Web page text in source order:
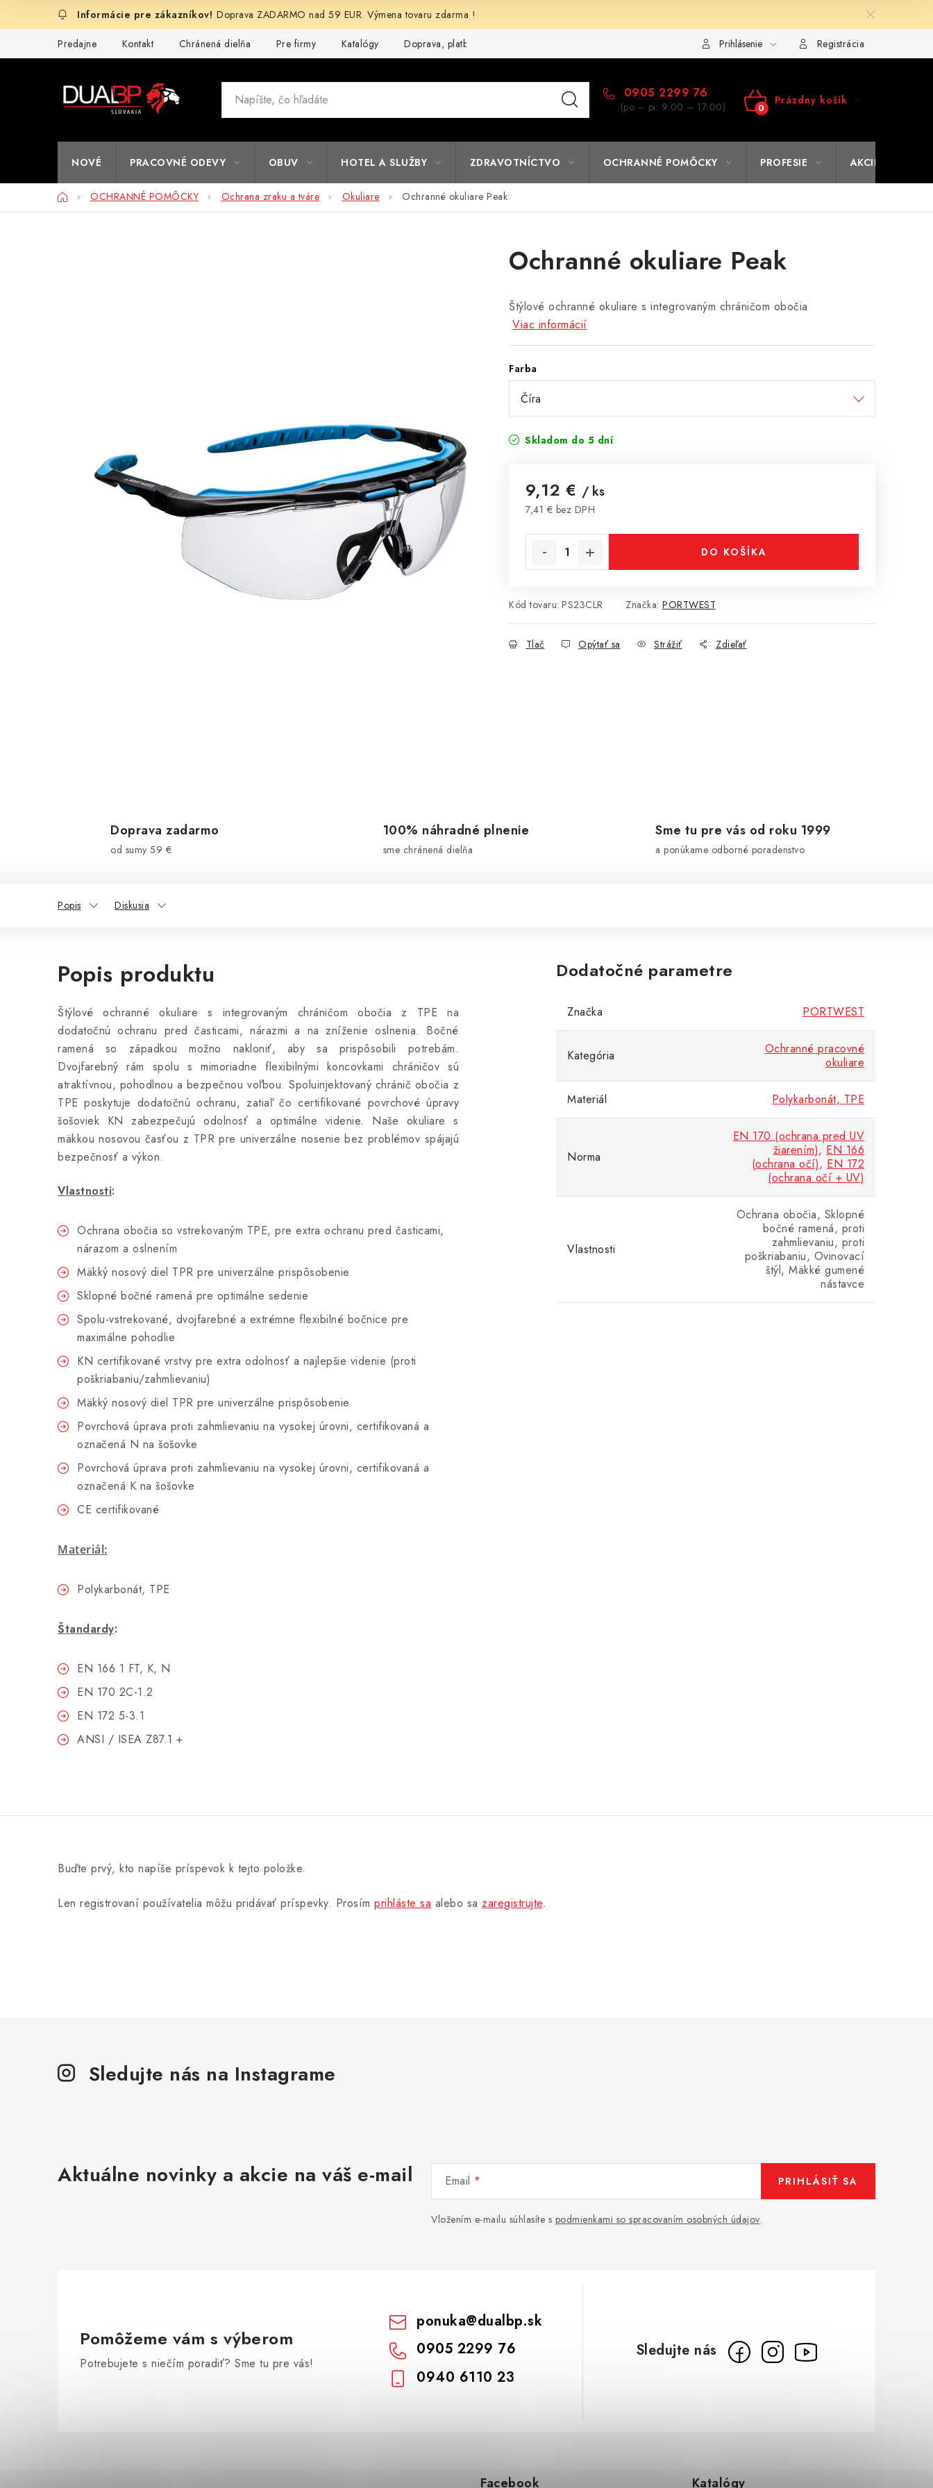
Doprava ZADARMO nad 59 EUR. Výmena tovaru zdarma !
Predajne Kontakt Chránená dielňa Pre firmy Katalógy Doprava, platba a zľavy Formulár na výmenu tovaru Kto sme Reklamačný poriadok
Prihlásenie Registrácia
0905 2299 76
(po – pi: 9:00 – 17:00)
NÁKUPNÝ
Prázdny košík
NOVÉ PRACOVNÉ ODEVY OBUV HOTEL A SLUŽBY ZDRAVOTNÍCTVO OCHRANNÉ POMÔCKY PROFESIE AKCIE
DomovOCHRANNÉ POMÔCKY Ochrana zraku a tváre Okuliare Ochranné okuliare Peak
Ochranné okuliare Peak
Štýlové ochranné okuliare s integrovaným chráničom obočia
Viac informácií
Farba
Skladom do 5 dní
9,12 € / ks
7,41 € bez DPH
DO KOŠÍKA
Kód tovaru: PS23CLR Značka: PORTWEST
Tlač Opýtať sa Strážiť Zdieľať
Doprava zadarmo
od sumy 59 €
100% náhradné plnenie
sme chránená dielňa
Sme tu pre vás od roku 1999
a ponúkame odborné poradenstvo
Popis Diskusia
Popis produktu
Štýlové ochranné okuliare s integrovaným chráničom obočia z TPE na
dodatočnú ochranu pred časticami, nárazmi a na zníženie oslnenia. Bočné
ramená so západkou možno nakloniť, aby sa prispôsobili potrebám.
Dvojfarebný rám spolu s mimoriadne flexibilnými koncovkami chráničov sú
atraktívnou, pohodlnou a bezpečnou voľbou. Spoluinjektovaný chránič obočia z
TPE poskytuje dodatočnú ochranu, zatiaľ čo certifikované povrchové úpravy
šošoviek KN zabezpečujú odolnosť a optimálne videnie. Naše okuliare s
mäkkou nosovou časťou z TPR pre univerzálne nosenie bez problémov spájajú
bezpečnosť a výkon.
Vlastnosti:
Ochrana obočia so vstrekovaným TPE, pre extra ochranu pred časticami,
nárazom a oslnením
Mäkký nosový diel TPR pre univerzálne prispôsobenie
Sklopné bočné ramená pre optimálne sedenie
Spolu-vstrekované, dvojfarebné a extrémne flexibilné bočnice pre
maximálne pohodlie
KN certifikované vrstvy pre extra odolnosť a najlepšie videnie (proti
poškriabaniu/zahmlievaniu)
Mäkký nosový diel TPR pre univerzálne prispôsobenie
Povrchová úprava proti zahmlievaniu na vysokej úrovni, certifikovaná a
označená N na šošovke
Povrchová úprava proti zahmlievaniu na vysokej úrovni, certifikovaná a
označená K na šošovke
CE certifikované
Materiál:
Polykarbonát, TPE
Štandardy:
EN 166 1 FT, K, N
EN 170 2C-1.2
EN 172 5-3.1
ANSI / ISEA Z87.1 +
Dodatočné parametre
Značka PORTWEST
Kategória
Ochranné pracovné
okuliare
Materiál Polykarbonát, TPE
Norma
EN 170 (ochrana pred UV
žiarením), EN 166
(ochrana očí), EN 172
(ochrana očí + UV)
Vlastnosti
Ochrana obočia, Sklopné
bočné ramená, proti
zahmlievaniu, proti
poškriabaniu, Ovinovací
štýl, Mäkké gumené
nástavce
Buďte prvý, kto napíše príspevok k tejto položke.
Len registrovaní používatelia môžu pridávať príspevky. Prosím prihláste sa alebo sa zaregistrujte.
Sledujte nás na Instagrame
Aktuálne novinky a akcie na váš e-mail Email
Vložením e-mailu súhlasíte s podmienkami so spracovaním osobných údajov.
PRIHLÁSIŤ SA
Pomôžeme vám s výberom
Potrebujete s niečím poradiť? Sme tu pre vás!
ponuka@dualbp.sk
0905 2299 76
0940 6110 23
Facebook Katalógy